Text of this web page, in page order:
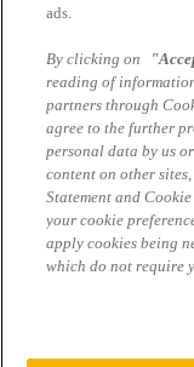
Soweit in diesen
Impressum
Anmelden
Passwort vergessen
ads.
By clicking on
reading of
partners through
agree to the further
personal data by us
content on other
Statement and
your cookie
apply cookies being
which do not require